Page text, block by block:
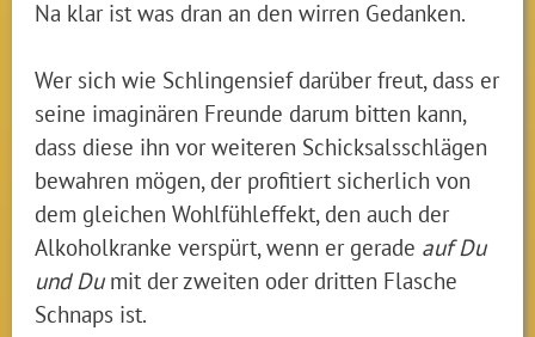
Na klar ist was dran an den wirren Gedanken.
Wer sich wie Schlingensief darüber freut, dass er
seine imaginären Freunde darum bitten kann,
dass diese ihn vor weiteren Schicksalsschlägen
bewahren mögen, der profitiert sicherlich von
dem gleichen Wohlfühleffekt, den auch der
Alkoholkranke verspürt, wenn er gerade auf Du
und Dumit der zweiten oder dritten Flasche
Schnaps ist.